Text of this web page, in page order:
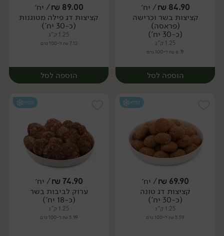
יח׳ יח׳
84.90
₪/ יח׳
קציצות בשר וכרישה
(פראסה)
(כ-30 יח')
1.25 ק"ג
6.79 ₪ ל-100 גרם
הוספה לסל
יח׳
89.00
₪/ יח׳
קציצות דג פילה מטוגנות
(כ-30 יח')
1.25 ק"ג
7.12 ₪ ל-100 גרם
הוספה לסל
יח׳
קפוא
69.90
₪/ יח׳
קציצות דג טונה
(כ-30 יח')
1.25 ק"ג
5.59 ₪ ל-100 גרם
קפוא
74.90
₪/ יח׳
ערוק לביבות בשר
(כ-18 יח')
1.25 ק"ג
5.99 ₪ ל-100 גרם